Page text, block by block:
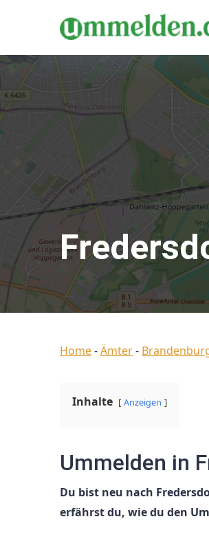
Home-Ämter-
Inhalte Anzeigen
Ummelden in
Du bist neu nach
erfährst du, wie du den